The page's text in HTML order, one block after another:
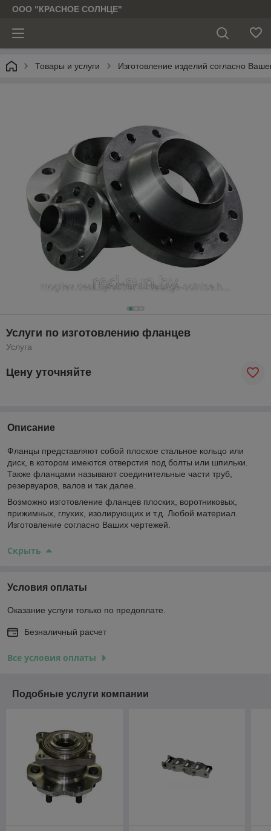
ООО "КРАСНОЕ СОЛНЦЕ"
Товары и услуги Изготовление изделий согласно
Услуги по изготовлению фланцев
Услуга
Цену уточняйте
Описание
Фланцы представляют собой плоское стальное кольцо или
диск, в котором имеются отверстия под болты или шпильки.
Также фланцами называют соединительные части труб,
резервуаров, валов и так далее.
Возможно изготовление фланцев плоских, воротниковых,
прижимных, глухих, изолирующих и т.д. Любой материал.
Изготовление согласно Ваших чертежей.
Скрыть
Условия оплаты
Оказание услуги только по предоплате.
Безналичный расчет
Все условия оплаты
Подобные услуги компании